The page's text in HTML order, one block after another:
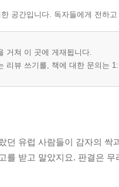
공간입니다. 독자들에게 전하
거쳐 이 곳에 게재됩니다.
리뷰 쓰기를, 책에 대한 문의는
던 유럽 사람들이 감자의
를 받고 말았지요. 판결은 무